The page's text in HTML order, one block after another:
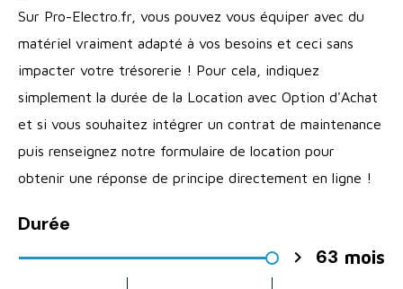
Sur Pro-Electro.fr, vous pouvez vous équiper avec du
matériel vraiment adapté à vos besoins et ceci sans
impacter votre trésorerie ! Pour cela, indiquez
simplement la durée de la Location avec Option d'Achat
et si vous souhaitez intégrer un contrat de maintenance
puis renseignez notre formulaire de location pour
obtenir une réponse de principe directement en ligne !
Durée
 63 mois